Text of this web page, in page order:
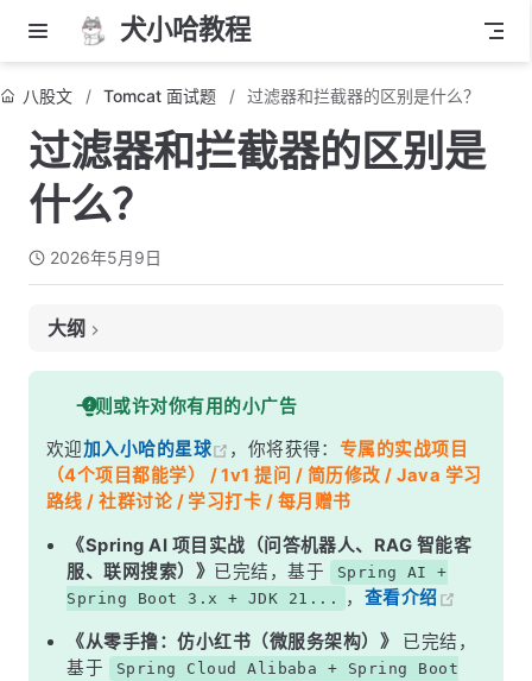
犬小哈教程
八股文 Tomcat 面试题 过滤器和拦截器的区别是什么？
过滤器和拦截器的区别是
什么？
2026年5月9日
大纲
面试考察点
核心答案
深度解析
一、请求处理链路
二、代码实现对比
三、Spring Bean 注入的差异
面试高频追问
一则或许对你有用的小广告
欢迎加入小哈的星球 ，你将获得： 专属的实战项目
（4个项目都能学） / 1v1 提问 / 简历修改 / Java 学习
路线 / 社群讨论 / 学习打卡 / 每月赠书
《Spring AI 项目实战（问答机器人、RAG 智能客
服、联网搜索）》 已完结，基于
Spring AI +
Spring Boot 3.x + JDK 21...
， 查看介绍
《从零手撸：仿小红书（微服务架构）》
已完结，
基于
Spring Cloud Alibaba + Spring Boot